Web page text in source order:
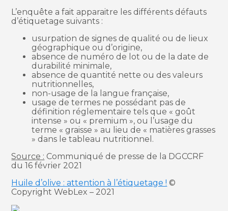
L’enquête a fait apparaitre les différents défauts
d’étiquetage suivants :
usurpation de signes de qualité ou de lieux
géographique ou d’origine,
absence de numéro de lot ou de la date de
durabilité minimale,
absence de quantité nette ou des valeurs
nutritionnelles,
non-usage de la langue française,
usage de termes ne possédant pas de
définition réglementaire tels que « goût
intense » ou « premium », ou l’usage du
terme « graisse » au lieu de « matières grasses
» dans le tableau nutritionnel.
Source : Communiqué de presse de la DGCCRF
du 16 février 2021
Huile d’olive : attention à l’étiquetage ! ©
Copyright WebLex – 2021